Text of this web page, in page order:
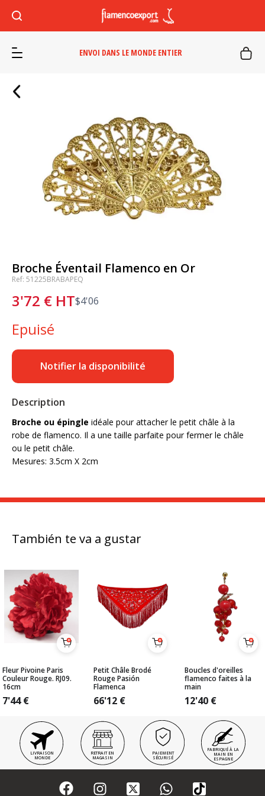
ENVOI DANS LE MONDE ENTIER
Broche Éventail Flamenco en Or
Ref: 51225BRABAPEQ
3'72 € HT$4'06
Epuisé
Notifier la disponibilité
Description
Broche ou épingle idéale pour attacher le petit châle à la
robe de flamenco. Il a une taille parfaite pour fermer le châle
ou le petit châle.
Mesures: 3.5cm X 2cm
También te va a gustar
Fleur Pivoine Paris
Couleur Rouge. RJ09.
16cm
7'44€
Petit Châle Brodé
Rouge Pasión
Flamenca
66'12 €
Boucles d'oreilles
flamenco faites à la
main
12'40 €
LIVRAISON
MONDE
RETRAIT EN
MAGASIN
PAIEMENT
SÉCURISÉ
FABRIQUÉ À LA
MAIN EN
ESPAGNE